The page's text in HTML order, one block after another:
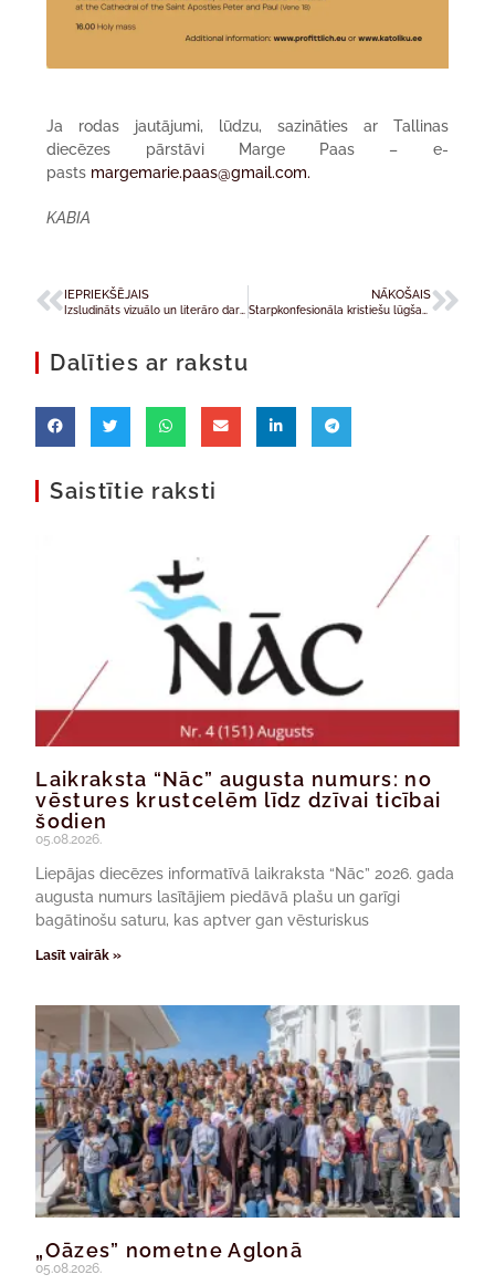
Ja rodas jautājumi, lūdzu, sazināties ar Tallinas
diecēzes pārstāvi Marge Paas – e-
pasts margemarie.paas@gmail.com.
KABIA
IEPRIEKŠĒJAIS NĀKOŠAIS
Dalīties ar rakstu
Saistītie raksti
Laikraksta “Nāc” augusta numurs: no
vēstures krustcelēm līdz dzīvai ticībai
šodien
05.08.2026.
Liepājas diecēzes informatīvā laikraksta “Nāc” 2026. gada
augusta numurs lasītājiem piedāvā plašu un garīgi
bagātinošu saturu, kas aptver gan vēsturiskus
Lasīt vairāk »
„Oāzes” nometne Aglonā
05.08.2026.